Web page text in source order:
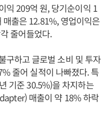
익 209억 원, 당기순이익 1
출은 12.81%, 영업이익은
줄어들었다.
구하고 글로벌 소비 및 투자
줄어 실적이 나빠졌다. 특
기준 30.5%)을 차지하는
매출이 약 18% 하락